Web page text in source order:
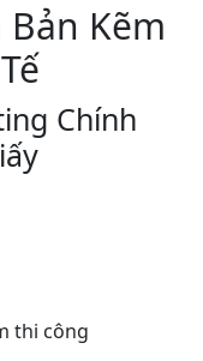
Kẽm
Chính
thi công